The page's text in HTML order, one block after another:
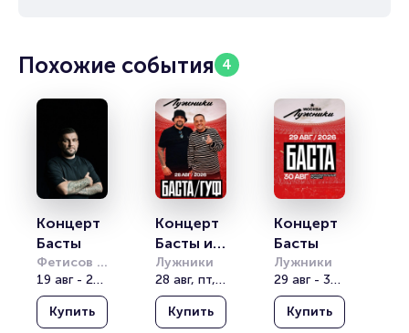
Похожие события 4
Концерт
Басты
Фетисов
Арена
19 авг - 21 авг
Купить
Концерт
Басты и
Гуфа
Лужники
28 авг, пт, 19:00
Купить
Концерт
Басты
Лужники
29 авг - 30 авг
Купить